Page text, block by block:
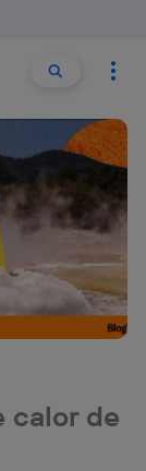
Buscar
calor de